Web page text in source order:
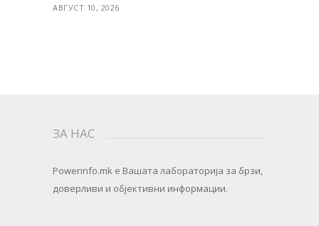
АВГУСТ 10, 2026
ЗА НАС
Powerinfo.mk e Вашата лабораторија за брзи,
доверливи и објективни информации.